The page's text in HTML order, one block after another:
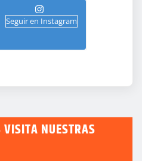
Seguir en Instagram
VISITA NUESTRAS